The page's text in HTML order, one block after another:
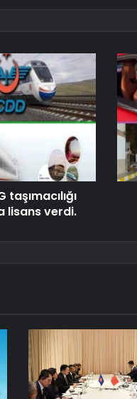
lisans verdi.